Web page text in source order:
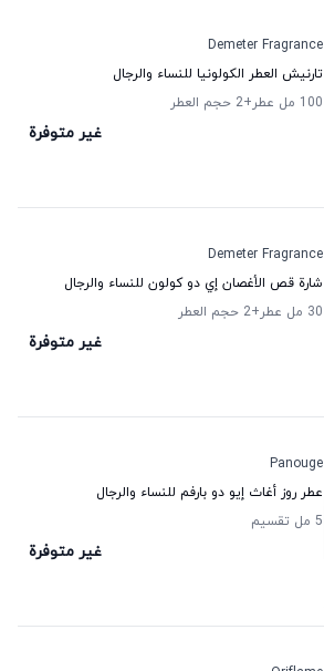
Demeter Fragrance
تارنيش العطر الكولونيا للنساء والرجال
100 مل عطر
+2 حجم العطر
غير متوفرة
Demeter Fragrance
شارة قص الأغصان إي دو كولون للنساء والرجال
30 مل عطر
+2 حجم العطر
غير متوفرة
Panouge
عطر روز أغاث إيو دو بارفم للنساء والرجال
5 مل تقسيم
غير متوفرة